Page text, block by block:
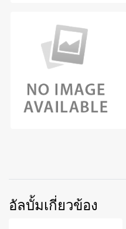
อัลบั้มเกี่ยวข้อง